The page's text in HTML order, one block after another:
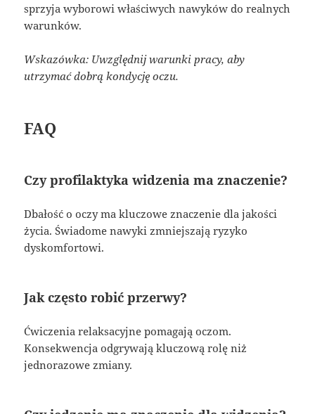
sprzyja wyborowi właściwych nawyków do realnych
warunków.
Wskazówka: Uwzględnij warunki pracy, aby
utrzymać dobrą kondycję oczu.
FAQ
Czy profilaktyka widzenia ma znaczenie?
Dbałość o oczy ma kluczowe znaczenie dla jakości
życia. Świadome nawyki zmniejszają ryzyko
dyskomfortowi.
Jak często robić przerwy?
Ćwiczenia relaksacyjne pomagają oczom.
Konsekwencja odgrywają kluczową rolę niż
jednorazowe zmiany.